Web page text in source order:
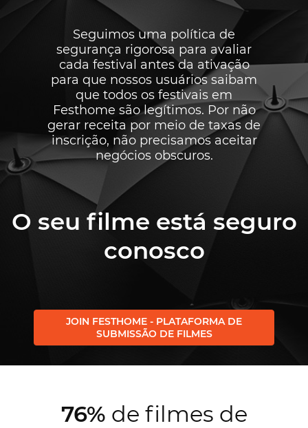
Seguimos uma política de
segurança rigorosa para avaliar
cada festival antes da ativação
para que nossos usuários saibam
que todos os festivais em
Festhome são legítimos. Por não
gerar receita por meio de taxas de
inscrição, não precisamos aceitar
negócios obscuros.
O seu filme está seguro
conosco
JOIN FESTHOME - PLATAFORMA DE
SUBMISSÃO DE FILMES
76% de filmes de